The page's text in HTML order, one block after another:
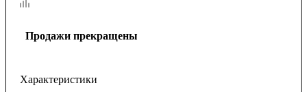
Продажи прекращены
Характеристики